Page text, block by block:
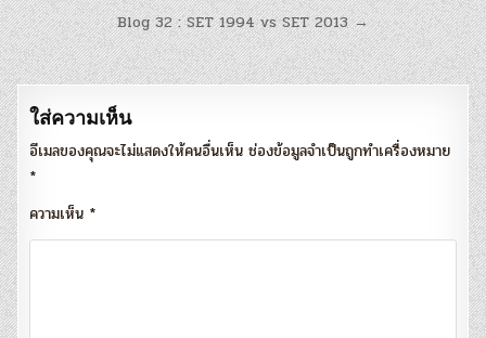
แนะแนว
เรื่อง
Blog 32 : SET 1994 vs SET 2013 →
ใส่ความเห็น
อีเมลของคุณจะไม่แสดงให้คนอื่นเห็น ช่องข้อมูลจำเป็นถูกทำเครื่องหมาย
*
ความเห็น *